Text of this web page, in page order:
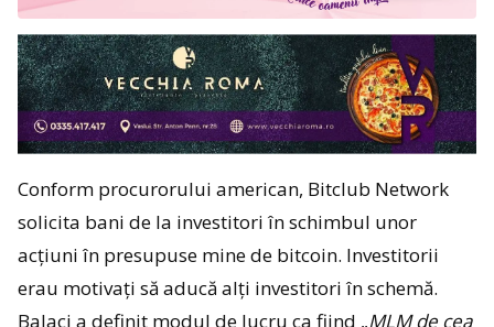
Conform procurorului american, Bitclub Network
solicita bani de la investitori în schimbul unor
acțiuni în presupuse mine de bitcoin. Investitorii
erau motivați să aducă alți investitori în schemă.
Balaci a definit modul de lucru ca fiind „MLM de cea